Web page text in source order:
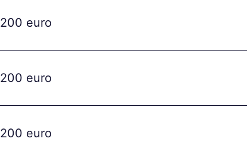
200 euro
200 euro
200 euro